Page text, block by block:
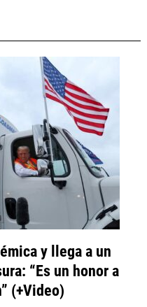
y llega a un
“Es un honor a
(+Video)